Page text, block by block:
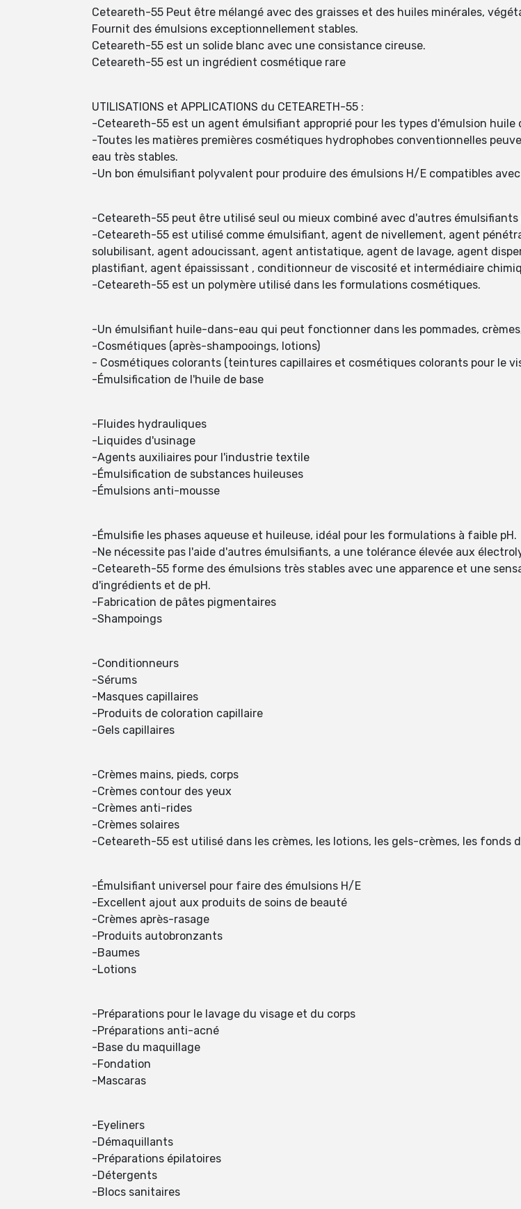
Ceteareth-55 Peut être mélangé avec des graisses et des huiles minérales,
Fournit des émulsions exceptionnellement stables.
Ceteareth-55 est un solide blanc avec une consistance cireuse.
Ceteareth-55 est un ingrédient cosmétique rare
UTILISATIONS et APPLICATIONS du CETEARETH-55 :
-Ceteareth-55 est un agent émulsifiant approprié pour les types d'émulsion huile
-Toutes les matières premières cosmétiques hydrophobes conventionnelles
eau très stables.
-Un bon émulsifiant polyvalent pour produire des émulsions H/E compatibles
-Ceteareth-55 peut être utilisé seul ou mieux combiné avec d'autres émulsifiants
-Ceteareth-55 est utilisé comme émulsifiant, agent de nivellement, agent
solubilisant, agent adoucissant, agent antistatique, agent de lavage, agent
plastifiant, agent épaississant , conditionneur de viscosité et intermédiaire
-Ceteareth-55 est un polymère utilisé dans les formulations cosmétiques.
-Un émulsifiant huile-dans-eau qui peut fonctionner dans les pommades,
-Cosmétiques (après-shampooings, lotions)
- Cosmétiques colorants (teintures capillaires et cosmétiques colorants pour le
-Émulsification de l'huile de base
-Fluides hydrauliques
-Liquides d'usinage
-Agents auxiliaires pour l'industrie textile
-Émulsification de substances huileuses
-Émulsions anti-mousse
-Émulsifie les phases aqueuse et huileuse, idéal pour les formulations à faible pH.
-Ne nécessite pas l'aide d'autres émulsifiants, a une tolérance élevée aux
-Ceteareth-55 forme des émulsions très stables avec une apparence et une
d'ingrédients et de pH.
-Fabrication de pâtes pigmentaires
-Shampoings
-Conditionneurs
-Sérums
-Masques capillaires
-Produits de coloration capillaire
-Gels capillaires
-Crèmes mains, pieds, corps
-Crèmes contour des yeux
-Crèmes anti-rides
-Crèmes solaires
-Ceteareth-55 est utilisé dans les crèmes, les lotions, les gels-crèmes, les fonds
-Émulsifiant universel pour faire des émulsions H/E
-Excellent ajout aux produits de soins de beauté
-Crèmes après-rasage
-Produits autobronzants
-Baumes
-Lotions
-Préparations pour le lavage du visage et du corps
-Préparations anti-acné
-Base du maquillage
-Fondation
-Mascaras
-Eyeliners
-Démaquillants
-Préparations épilatoires
-Détergents
-Blocs sanitaires